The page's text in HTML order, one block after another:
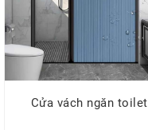
Cửa vách ngăn toilet